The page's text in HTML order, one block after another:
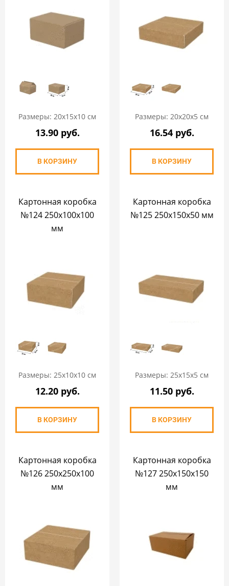
Размеры: 20х15х10 см
13.90 руб.
В КОРЗИНУ
Размеры: 20х20х5 см
16.54 руб.
В КОРЗИНУ
Картонная коробка
№124 250х100х100
мм
Размеры: 25х10х10 см
12.20 руб.
В КОРЗИНУ
Картонная коробка
№125 250х150х50 мм
Размеры: 25х15х5 см
11.50 руб.
В КОРЗИНУ
Картонная коробка
№126 250х250х100
мм
Картонная коробка
№127 250х150х150
мм